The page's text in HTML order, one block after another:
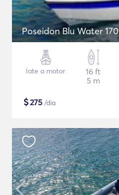
Poseidon Blu Water 170
Iate a motor
16 ft
5 m
$275 /dia